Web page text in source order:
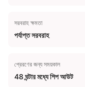
সরবরাহ ক্ষমতা
পর্যাপ্ত সরবরাহ
প্রেরণের জন্য সময়কাল
48 ঘন্টার মধ্যে শিপ আউট